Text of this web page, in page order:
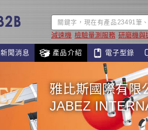
減速機 檢驗量測服務 研磨機與
新聞消息 產品介紹 電子型錄
雅比斯國際有限
JABEZ